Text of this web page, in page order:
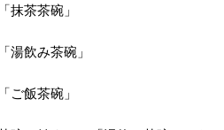
「抹茶茶碗」
「湯飲み茶碗」
「ご飯茶碗」